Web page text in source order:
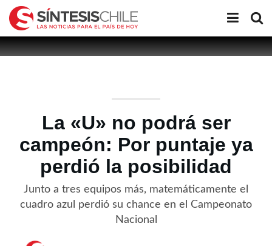
La «U» no podrá ser
campeón: Por puntaje ya
perdió la posibilidad
Junto a tres equipos más, matemáticamente el
cuadro azul perdió su chance en el Campeonato
Nacional